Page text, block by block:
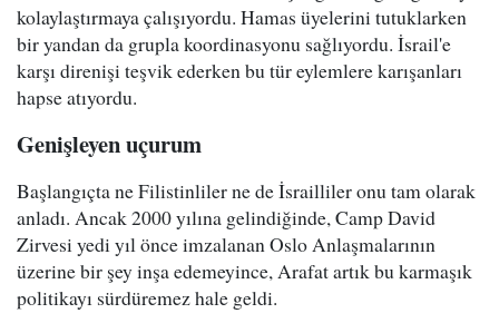
kolaylaştırmaya çalışıyordu. Hamas üyelerini tutuklarken
bir yandan da grupla koordinasyonu sağlıyordu. İsrail'e
karşı direnişi teşvik ederken bu tür eylemlere karışanları
hapse atıyordu.
Genişleyen uçurum
Başlangıçta ne Filistinliler ne de İsrailliler onu tam olarak
anladı. Ancak 2000 yılına gelindiğinde, Camp David
Zirvesi yedi yıl önce imzalanan Oslo Anlaşmalarının
üzerine bir şey inşa edemeyince, Arafat artık bu karmaşık
politikayı sürdüremez hale geldi.